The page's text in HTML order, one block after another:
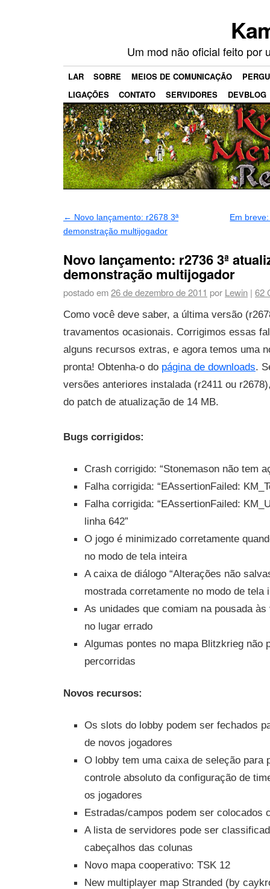
Um mod não oficial feito por
LAR SOBRE MEIOS DE COMUNICAÇÃO
LIGAÇÕES
CONTATO SERVIDORES DEVBLOG
← Novo lançamento: r2678 3ª
demonstração multijogador
Em
Novo lançamento: r2736 3ª
demonstração multijogador
postado em26 de dezembro de 2011 por Lewin | 62
Como você deve saber, a última versão
travamentos ocasionais. Corrigimos essas
alguns recursos extras, e agora temos uma
pronta! Obtenha-o do página de downloads.
versões anteriores instalada (r2411 ou
do patch de atualização de 14 MB.
Bugs corrigidos:
Crash corrigido: “Stonemason não tem
Falha corrigida: “EAssertionFailed:
Falha corrigida: “EAssertionFailed:
linha 642”
O jogo é minimizado corretamente
no modo de tela inteira
A caixa de diálogo “Alterações não
mostrada corretamente no modo de tela
As unidades que comiam na pousada
no lugar errado
Algumas pontes no mapa Blitzkrieg não
percorridas
Novos recursos:
Os slots do lobby podem ser fechados
de novos jogadores
O lobby tem uma caixa de seleção para
controle absoluto da configuração de
os jogadores
Estradas/campos podem ser colocados
A lista de servidores pode ser
cabeçalhos das colunas
Novo mapa cooperativo: TSK 12
New multiplayer map Stranded (by